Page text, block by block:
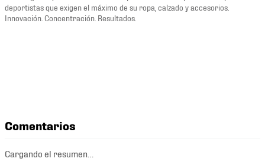
deportistas que exigen el máximo de su ropa, calzado y accesorios.
Innovación. Concentración. Resultados.
Comentarios
Cargando el resumen…